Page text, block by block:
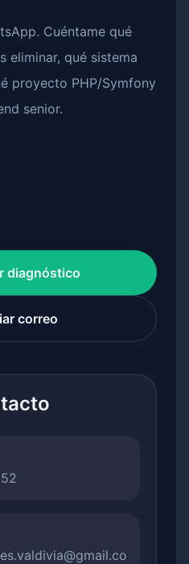
Cuéntame qué
eliminar, qué sistema
proyecto PHP/Symfony
senior.
diagnóstico
correo